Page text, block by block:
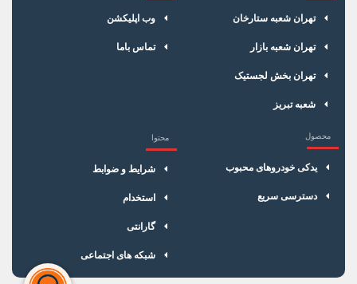
تهران شعبه ستارخان
تهران شعبه بازار
تهران بخش لجستیک
شعبه تبریز
وب اپلیکشن
تماس باما
محصول
یدکی خودروهای محبوب
دسترسی سریع
محتوا
شرایط و ضوابط
استخدام
گارانتی
شبکه های اجتماعی
×